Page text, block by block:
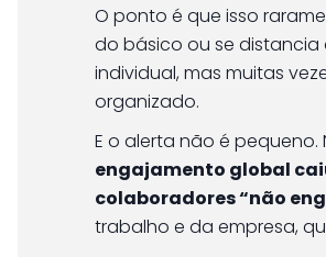
O ponto é que isso
do básico ou se
individual, mas muitas
organizado.
E o alerta não é pequeno.
engajamento global
colaboradores “não
trabalho e da empresa,